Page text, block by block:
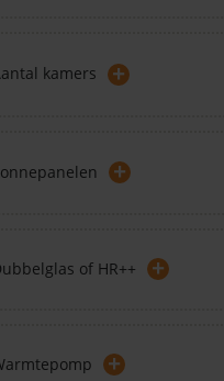
kamers +
+
of HR++ +
+